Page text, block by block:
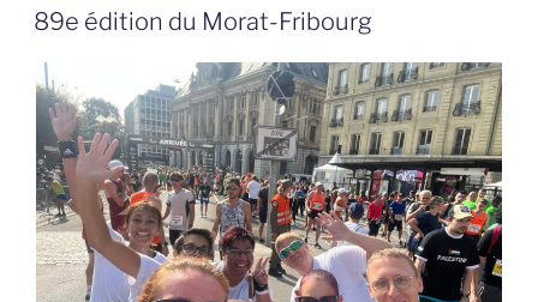
LE
89e édition du Morat-Fribourg